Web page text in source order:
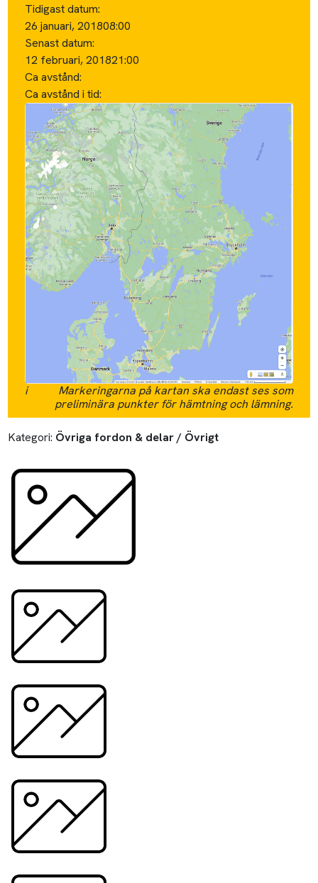
Tidigast datum:
26 januari, 201808:00
Senast datum:
12 februari, 201821:00
Ca avstånd:
Ca avstånd i tid:
i
Markeringarna på kartan ska endast ses som
preliminära punkter för hämtning och lämning.
Kategori: Övriga fordon & delar / Övrigt